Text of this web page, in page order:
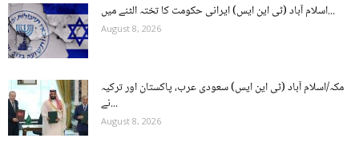
اسلام آباد (ٹی این ایس) ایرانی حکومت کا تختہ الٹنے میں...
August 8, 2026
مکہ/اسلام آباد (ٹی این ایس) سعودی عرب، پاکستان اور ترکیہ
نے...
August 8, 2026